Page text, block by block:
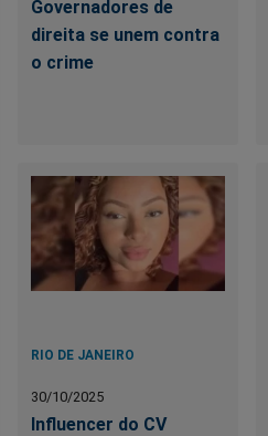
Governadores de
direita se unem contra
o crime
RIO DE JANEIRO
30/10/2025
Influencer do CV